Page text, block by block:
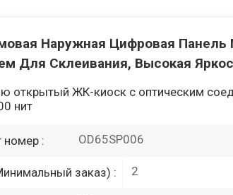
Наружная Цифровая
Для Склеивания, Высокая
открытый ЖК-киоск с оптическим
нит
номер : OD65SP006
заказ) : 2